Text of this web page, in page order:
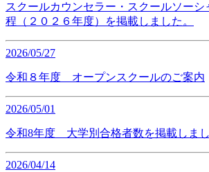
スクールカウンセラー・スクールソーシ
程（２０２６年度）を掲載しました。
2026/05/27
令和８年度 オープンスクールのご案内
2026/05/01
令和8年度 大学別合格者数を掲載しまし
2026/04/14